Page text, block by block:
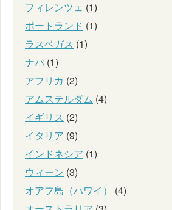
フィレンツェ (1)
ポートランド (1)
ラスベガス (1)
ナパ (1)
アフリカ (2)
アムステルダム (4)
イギリス (2)
イタリア (9)
インドネシア (1)
ウィーン (3)
オアフ島（ハワイ）
(4)